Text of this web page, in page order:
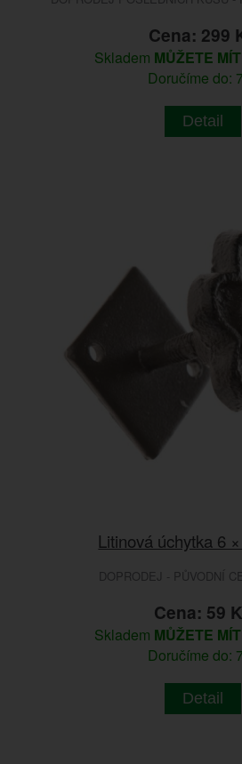
Cena: 299
Skladem MŮŽETE
Doručíme do:
Detail
Litinová úchytka 6
DOPRODEJ - PŮVODNÍ
Cena: 59
Skladem MŮŽETE
Doručíme do:
Detail